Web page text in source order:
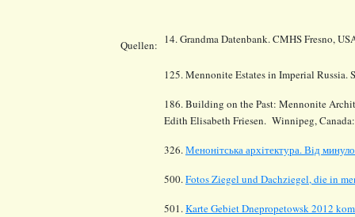
Quellen: 14.Grandma Datenbank. CMHS Fresno,
125. Mennonite Estates in Imperial Russia.
186. Building on the Past: Mennonite
Edith Elisabeth Friesen. Winnipeg,
326.Менонiтська архiтектура. Вiд
500.Fotos Ziegel und Dachziegel, die in
501.Karte Gebiet Dnepropetowsk 2012